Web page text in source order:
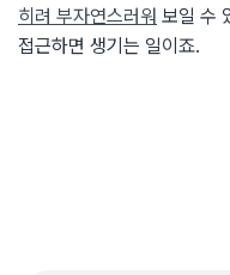
히려 부자연스러워 보일 수
접근하면 생기는 일이죠.